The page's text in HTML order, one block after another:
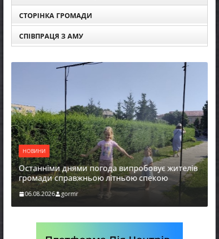
СТОРІНКА ГРОМАДИ
СПІВПРАЦЯ З АМУ
НОВИНИ
Останніми днями погода випробовує жителів
громади справжньою літньою спекою
06.08.2026 gormr